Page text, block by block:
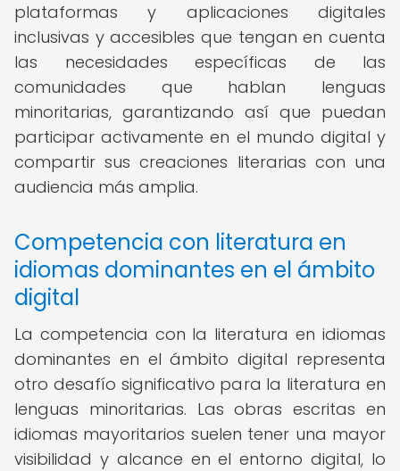
plataformas y aplicaciones digitales
inclusivas y accesibles que tengan en cuenta
las necesidades específicas de las
comunidades que hablan lenguas
minoritarias, garantizando así que puedan
participar activamente en el mundo digital y
compartir sus creaciones literarias con una
audiencia más amplia.
Competencia con literatura en
idiomas dominantes en el ámbito
digital
La competencia con la literatura en idiomas
dominantes en el ámbito digital representa
otro desafío significativo para la literatura en
lenguas minoritarias. Las obras escritas en
idiomas mayoritarios suelen tener una mayor
visibilidad y alcance en el entorno digital, lo